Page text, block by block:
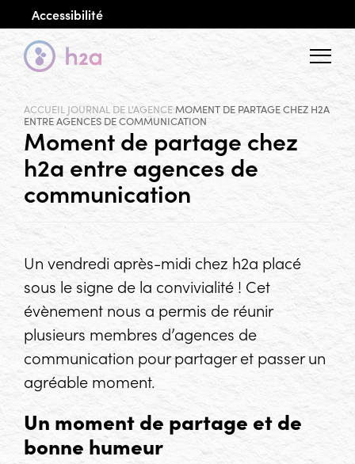
Accessibilité
Menu
ACCUEIL JOURNAL DE L'AGENCEMOMENT DE PARTAGE CHEZ H2A
ENTRE AGENCES DE COMMUNICATION
Moment de partage chez
h2a entre agences de
communication
Un vendredi après-midi chez h2a placé
sous le signe de la convivialité ! Cet
évènement nous a permis de réunir
plusieurs membres d’agences de
communication pour partager et passer un
agréable moment.
Un moment de partage et de
bonne humeur